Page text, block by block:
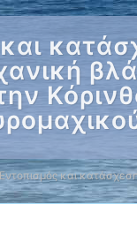
Εντοπισμός και